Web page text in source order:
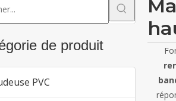
de produit
PVC